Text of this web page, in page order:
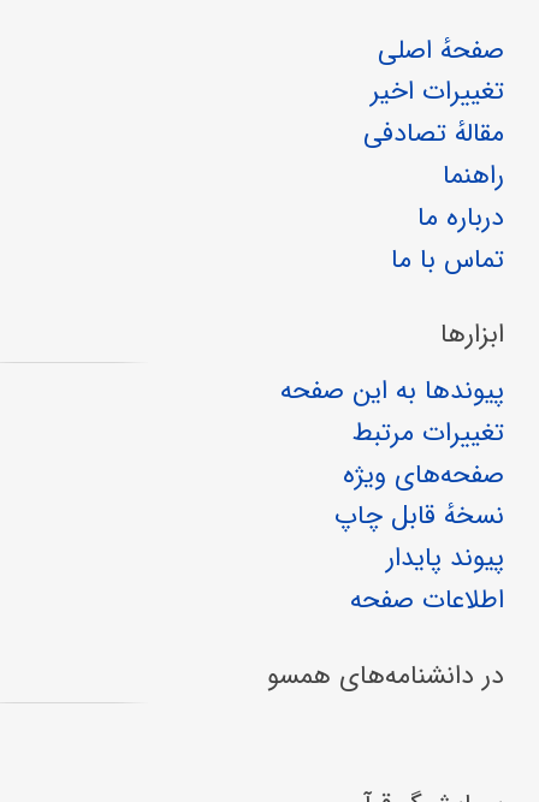
صفحهٔ اصلی
تغییرات اخیر
مقالهٔ تصادفی
راهنما
درباره ما
تماس با ما
ابزارها
پیوندها به این صفحه
تغییرات مرتبط
صفحه‌های ویژه
نسخهٔ قابل چاپ
پیوند پایدار
اطلاعات صفحه
در دانشنامه‌های همسو